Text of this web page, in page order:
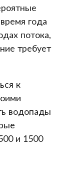
года
потока,
требует
к
водопады
и 1500